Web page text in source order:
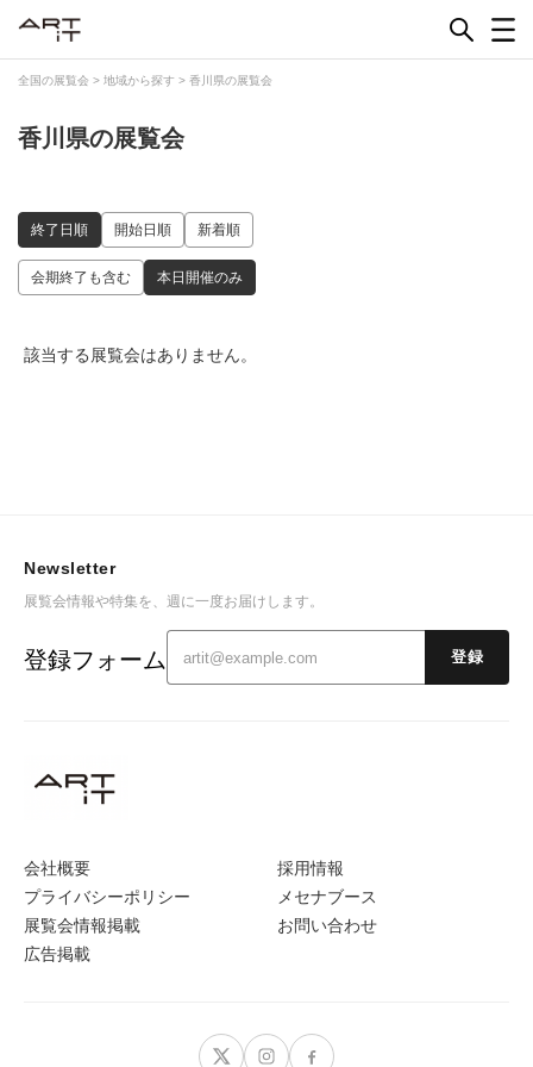
全国の展覧会 > 地域から探す > 香川県の展覧会
香川県の展覧会
終了日順 開始日順 新着順
会期終了も含む 本日開催のみ
該当する展覧会はありません。
会社概要
プライバシーポリシー
展覧会情報掲載
広告掲載
採用情報
メセナブース
お問い合わせ
Newsletter
展覧会情報や特集を、週に一度お届けします。
登録フォーム 登録